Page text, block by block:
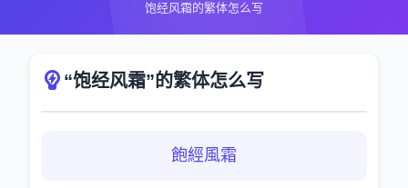
饱经风霜的繁体怎么写
“饱经风霜”的繁体怎么写
飽經風霜